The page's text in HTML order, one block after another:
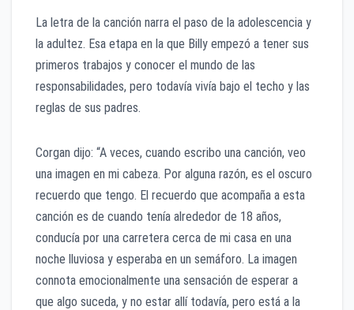
La letra de la canción narra el paso de la adolescencia y
la adultez. Esa etapa en la que Billy empezó a tener sus
primeros trabajos y conocer el mundo de las
responsabilidades, pero todavía vivía bajo el techo y las
reglas de sus padres.
Corgan dijo: “A veces, cuando escribo una canción, veo
una imagen en mi cabeza. Por alguna razón, es el oscuro
recuerdo que tengo. El recuerdo que acompaña a esta
canción es de cuando tenía alrededor de 18 años,
conducía por una carretera cerca de mi casa en una
noche lluviosa y esperaba en un semáforo. La imagen
connota emocionalmente una sensación de esperar a
que algo suceda, y no estar allí todavía, pero está a la